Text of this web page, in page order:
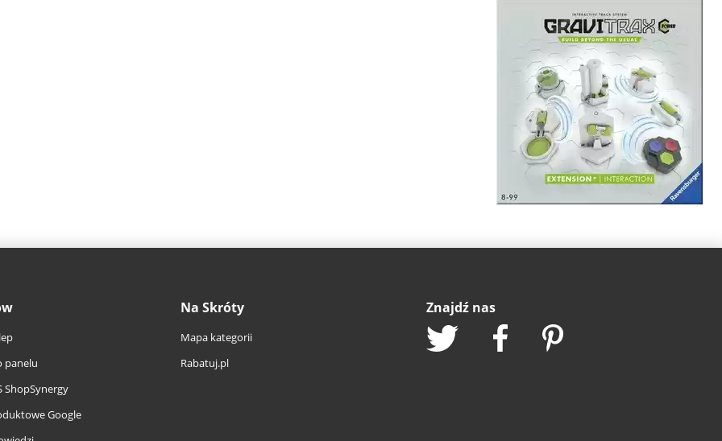
panelu
ShopSynergy
Google
Na Skróty
Mapa kategorii
Rabatuj.pl
Znajdź nas